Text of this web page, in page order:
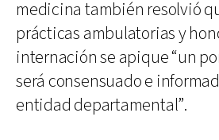
medicina también resolvió
prácticas ambulatorias y
internación se apique “un
será consensuado e
entidad departamental”.